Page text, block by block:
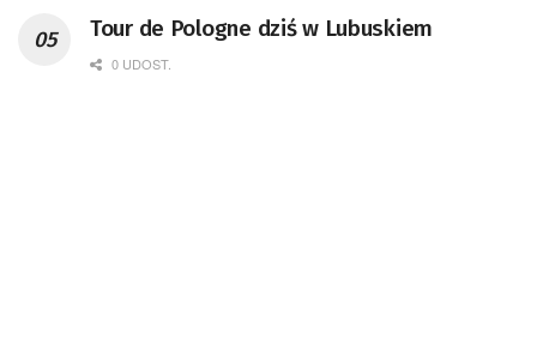
Tour de Pologne dziś w Lubuskiem
0 UDOST.